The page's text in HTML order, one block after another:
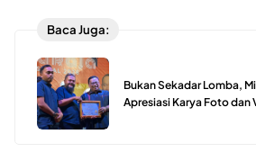
Baca Juga:
Bukan Sekadar Lomba,
Apresiasi Karya Foto dan